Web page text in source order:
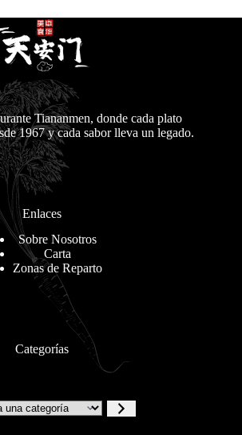
Tiananmen, donde cada plato
1967 y cada sabor lleva un legado.
Enlaces
Sobre Nosotros
Carta
Zonas de Reparto
Categorías